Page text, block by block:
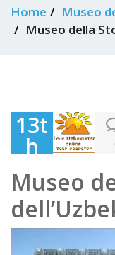
Home
Museo
Museo della
13t
h
Jun
e
202
0
Museo